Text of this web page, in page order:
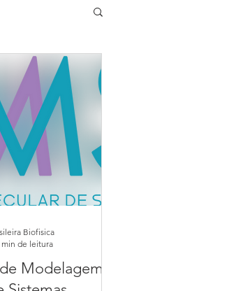
Modelagem
Biofisica
min de leitura